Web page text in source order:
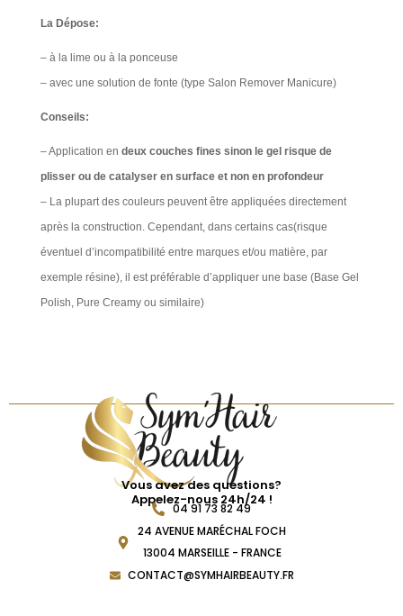
La Dépose:
– à la lime ou à la ponceuse
– avec une solution de fonte (type Salon Remover Manicure)​
Conseils:
– Application en deux couches fines sinon le gel risque de
plisser ou de catalyser en surface et non en profondeur
– La plupart des couleurs peuvent être appliquées directement
après la construction. Cependant, dans certains cas(risque
éventuel d’incompatibilité entre marques et/ou matière, par
exemple résine), il est préférable d’appliquer une base (Base Gel
Polish, Pure Creamy ou similaire)
Vous avez des questions?
Appelez-nous 24h/24 !
04 91 73 82 49
24 AVENUE MARÉCHAL FOCH
13004 MARSEILLE - FRANCE
CONTACT@SYMHAIRBEAUTY.FR